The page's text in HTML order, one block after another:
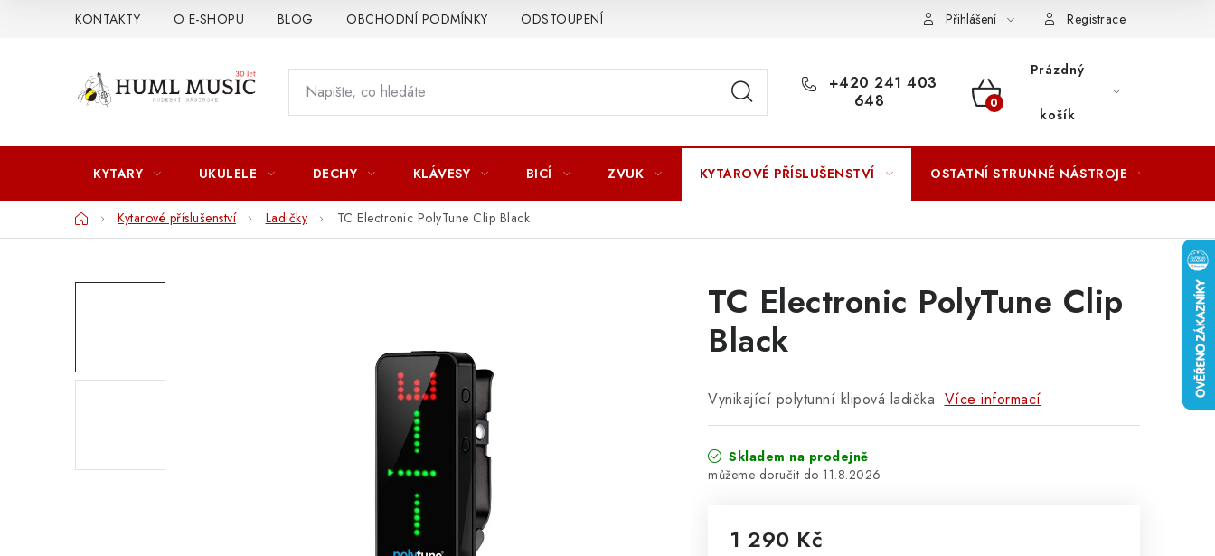
KONTAKTY O E-SHOPU BLOG OBCHODNÍ PODMÍNKY ODSTOUPENÍ OD SMLOUVY ZÁSADY ZPRACOVÁNÍ OSOBNÍCH ÚDAJŮ
Přihlášení Registrace
+420 241 403
648
NÁKUPNÍ
Prázdný
košík
KYTARY UKULELE DECHY KLÁVESY BICÍ ZVUK KYTAROVÉ PŘÍSLUŠENSTVÍ OSTATNÍ STRUNNÉ NÁSTROJE
DomůKytarové příslušenství Ladičky TC Electronic PolyTune Clip Black
TC Electronic PolyTune Clip
Black
Vynikající polytunní klipová ladička Více informací
Skladem na prodejně
11.8.2026
1 290 Kč